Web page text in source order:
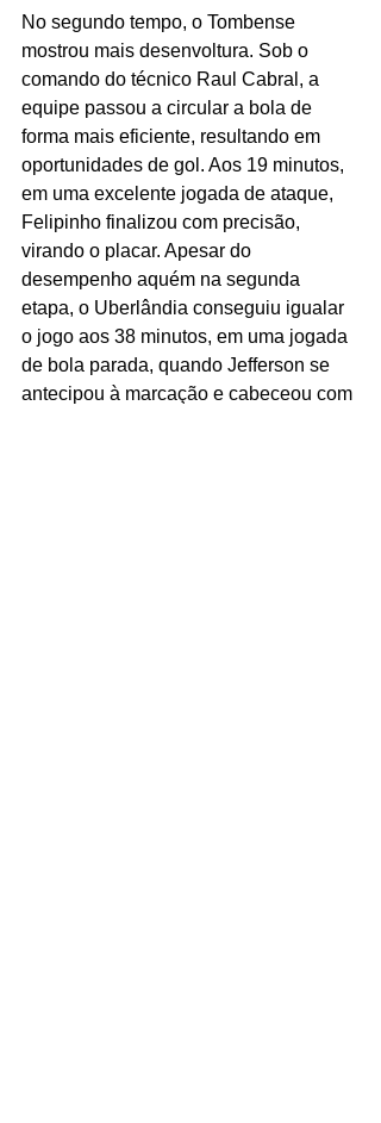
No segundo tempo, o Tombense
mostrou mais desenvoltura. Sob o
comando do técnico Raul Cabral, a
equipe passou a circular a bola de
forma mais eficiente, resultando em
oportunidades de gol. Aos 19 minutos,
em uma excelente jogada de ataque,
Felipinho finalizou com precisão,
virando o placar. Apesar do
desempenho aquém na segunda
etapa, o Uberlândia conseguiu igualar
o jogo aos 38 minutos, em uma jogada
de bola parada, quando Jefferson se
antecipou à marcação e cabeceou com